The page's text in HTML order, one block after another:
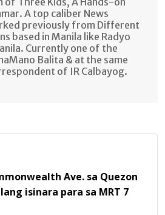
A top caliber News
previously from Different
based in Manila like Radyo
Currently one of the
Balita & at the same
of IR Calbayog.
Ave. sa Quezon
isinara para sa MRT 7